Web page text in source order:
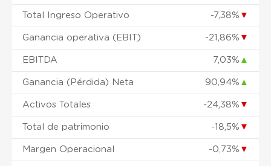
Total Ingreso Operativo -7,38% ▼
Ganancia operativa (EBIT) -21,86% ▼
EBITDA 7,03% ▲
Ganancia (Pérdida) Neta 90,94% ▲
Activos Totales -24,38% ▼
Total de patrimonio -18,5% ▼
Margen Operacional -0,73% ▼